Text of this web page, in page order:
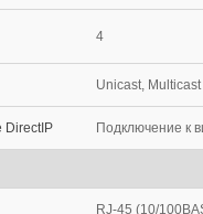
4
Unicast, Multicast
DirectIP Подключение к
RJ-45 (10/